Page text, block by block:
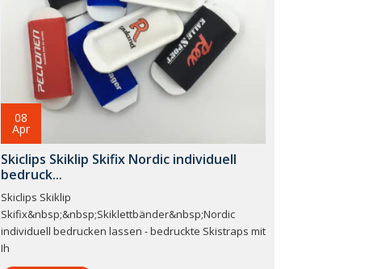
08
Apr
Skiclips Skiklip Skifix Nordic individuell
bedruck...
Skiclips Skiklip
Skifix&nbsp;&nbsp;Skiklettbänder&nbsp;Nordic
individuell bedrucken lassen - bedruckte Skistraps mit
Ih